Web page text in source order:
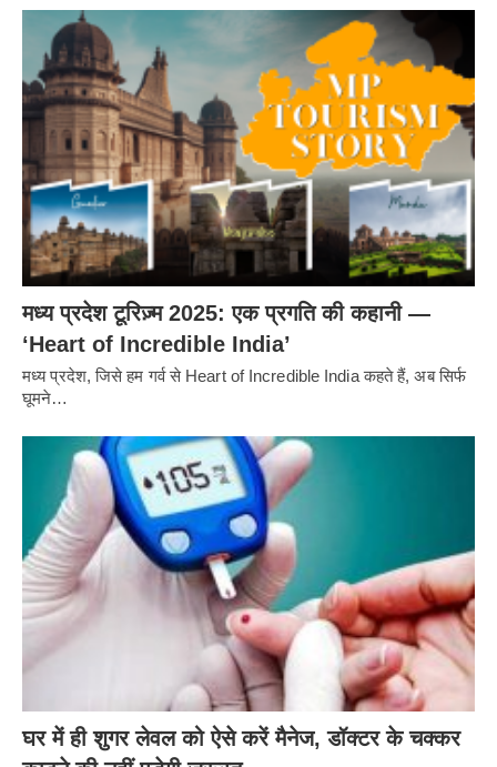
मध्य प्रदेश टूरिज़्म 2025: एक प्रगति की कहानी —
‘Heart of Incredible India’
मध्य प्रदेश, जिसे हम गर्व से Heart of Incredible India कहते हैं, अब सिर्फ
घूमने…
घर में ही शुगर लेवल को ऐसे करें मैनेज, डॉक्टर के चक्कर